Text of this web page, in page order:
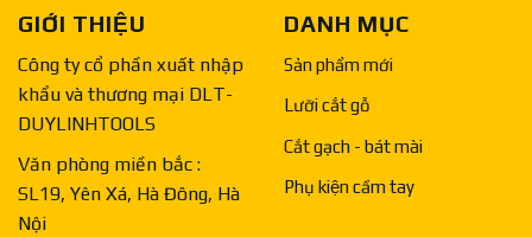
GIỚI THIỆU
Công ty cổ phần xuất nhập
khẩu và thương mại DLT-
DUYLINHTOOLS
Văn phòng miền bắc :
SL19, Yên Xá, Hà Đông, Hà
Nội
DANH MỤC
Sản phẩm mới
Lưỡi cắt gỗ
Cắt gạch - bát mài
Phụ kiện cầm tay